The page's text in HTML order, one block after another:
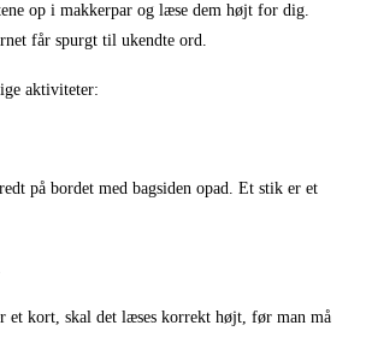
op i makkerpar og læse dem højt for dig.
får spurgt til ukendte ord.
aktiviteter:
på bordet med bagsiden opad. Et stik er et
et kort, skal det læses korrekt højt, før man må